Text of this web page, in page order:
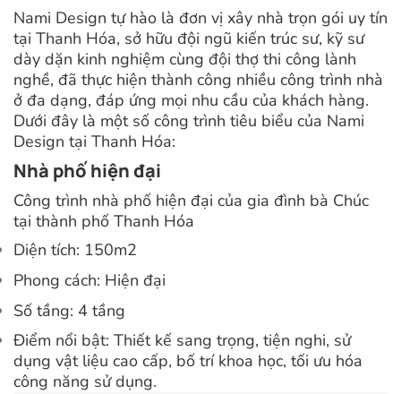
Nami Design tự hào là đơn vị xây nhà trọn gói uy tín
tại Thanh Hóa, sở hữu đội ngũ kiến trúc sư, kỹ sư
dày dặn kinh nghiệm cùng đội thợ thi công lành
nghề, đã thực hiện thành công nhiều công trình nhà
ở đa dạng, đáp ứng mọi nhu cầu của khách hàng.
Dưới đây là một số công trình tiêu biểu của Nami
Design tại Thanh Hóa:
Nhà phố hiện đại
Công trình nhà phố hiện đại của gia đình bà Chúc
tại thành phố Thanh Hóa
Diện tích: 150m2
Phong cách: Hiện đại
Số tầng: 4 tầng
Điểm nổi bật: Thiết kế sang trọng, tiện nghi, sử
dụng vật liệu cao cấp, bố trí khoa học, tối ưu hóa
công năng sử dụng.